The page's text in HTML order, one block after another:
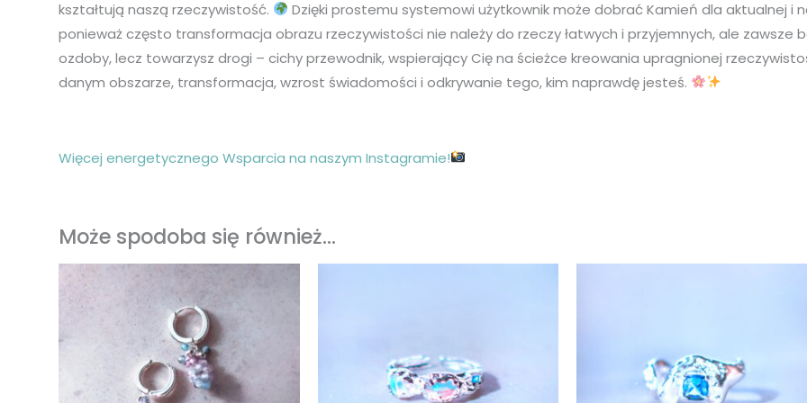
kształtują naszą rzeczywistość.
Dzięki prostemu systemowi użytkownik może dobrać Kamień dla aktualnej i
ponieważ często transformacja obrazu rzeczywistości nie należy do rzeczy łatwych i przyjemnych, ale zawsze
ozdoby, lecz towarzysz drogi – cichy przewodnik, wspierający Cię na ścieżce kreowania upragnionej
danym obszarze, transformacja, wzrost świadomości i odkrywanie tego, kim naprawdę jesteś.
Więcej energetycznego Wsparcia na naszym Instagramie!
Może spodoba się również…